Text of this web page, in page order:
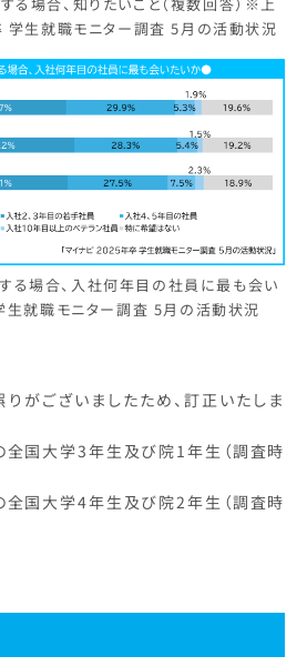
生就職モニター調査 5月の活動状況
る場合、入社何年目の社員に最も会い
就職モニター調査 5月の活動状況
がございましたため、訂正いたしま
国大学3年生及び院1年生（調査時
全国大学4年生及び院2年生（調査時